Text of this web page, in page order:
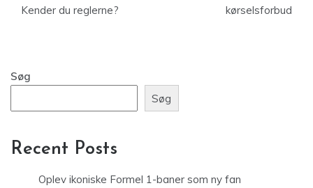
Kender du reglerne?
kørselsforbud
Søg
Søg
Recent Posts
Oplev ikoniske Formel 1-baner som ny fan